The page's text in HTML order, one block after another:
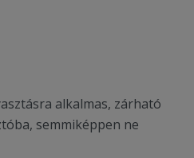
alkalmas, zárható
semmiképpen ne